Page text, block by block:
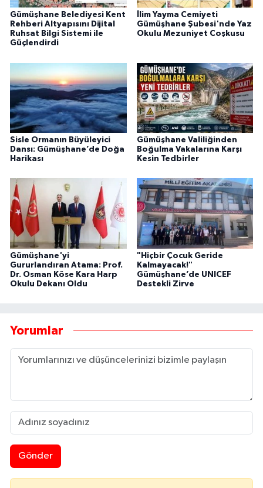
Gümüşhane Belediyesi Kent
Rehberi Altyapısını Dijital
Ruhsat Bilgi Sistemi ile
Güçlendirdi
İlim Yayma Cemiyeti
Gümüşhane Şubesi'nde Yaz
Okulu Mezuniyet Coşkusu
Sisle Ormanın Büyüleyici
Dansı: Gümüşhane’de Doğa
Harikası
Gümüşhane Valiliğinden
Boğulma Vakalarına Karşı
Kesin Tedbirler
Gümüşhane'yi
Gururlandıran Atama: Prof.
Dr. Osman Köse Kara Harp
Okulu Dekanı Oldu
"Hiçbir Çocuk Geride
Kalmayacak!"
Gümüşhane’de UNICEF
Destekli Zirve
Yorumlar
Gönder